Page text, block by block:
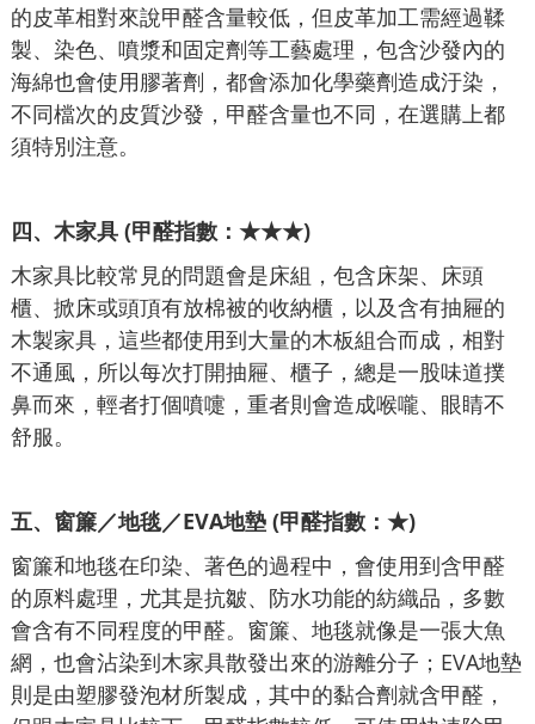
的皮革相對來說甲醛含量較低，但皮革加工需經過鞣
製、染色、噴漿和固定劑等工藝處理，包含沙發內的
海綿也會使用膠著劑，都會添加化學藥劑造成汙染，
不同檔次的皮質沙發，甲醛含量也不同，在選購上都
須特別注意。
四、 木家具 (甲醛指數：★★★)
木家具比較常見的問題會是床組，包含床架、床頭
櫃、掀床或頭頂有放棉被的收納櫃，以及含有抽屜的
木製家具，這些都使用到大量的木板組合而成，相對
不通風，所以每次打開抽屜、櫃子，總是一股味道撲
鼻而來，輕者打個噴嚏，重者則會造成喉嚨、眼睛不
舒服。
五、 窗簾／地毯／EVA地墊 (甲醛指數：★)
窗簾和地毯在印染、著色的過程中，會使用到含甲醛
的原料處理，尤其是抗皺、防水功能的紡織品，多數
會含有不同程度的甲醛。窗簾、地毯就像是一張大魚
網，也會沾染到木家具散發出來的游離分子；EVA地墊
則是由塑膠發泡材所製成，其中的黏合劑就含甲醛，